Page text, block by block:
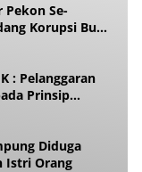
Se-
Korupsi Buat
: Pelanggaran
Prinsip
Diduga
Istri Orang